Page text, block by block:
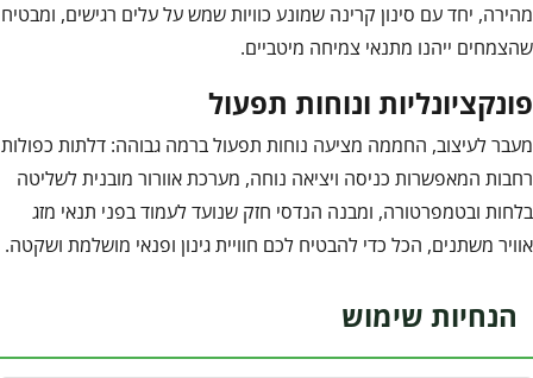
מהירה, יחד עם סינון קרינה שמונע כוויות שמש על עלים רגישים, ומבטיח
שהצמחים ייהנו מתנאי צמיחה מיטביים.
פונקציונליות ונוחות תפעול
מעבר לעיצוב, החממה מציעה נוחות תפעול ברמה גבוהה: דלתות כפולות
רחבות המאפשרות כניסה ויציאה נוחה, מערכת אוורור מובנית לשליטה
בלחות ובטמפרטורה, ומבנה הנדסי חזק שנועד לעמוד בפני תנאי מזג
אוויר משתנים, הכל כדי להבטיח לכם חוויית גינון ופנאי מושלמת ושקטה.
הנחיות שימוש